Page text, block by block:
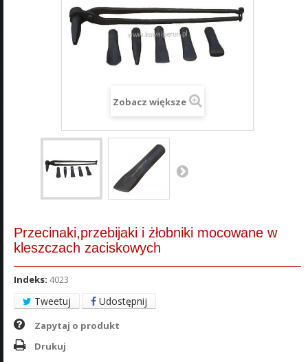
Zobacz większe
Przecinaki,przebijaki i żłobniki mocowane w
kleszczach zaciskowych
Indeks: 4023
Tweetuj Udostępnij
Zapytaj o produkt
Drukuj